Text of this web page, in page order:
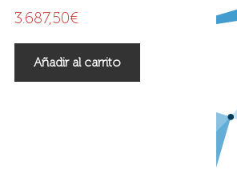
3.687,50€
Añadir al carrito